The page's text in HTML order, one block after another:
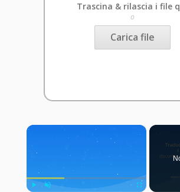
Trascina & rilascia i file
o
Carica file
×